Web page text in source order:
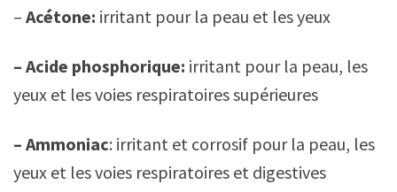
– Acétone: irritant pour la peau et les yeux
– Acide phosphorique: irritant pour la peau, les
yeux et les voies respiratoires supérieures
– Ammoniac: irritant et corrosif pour la peau, les
yeux et les voies respiratoires et digestives